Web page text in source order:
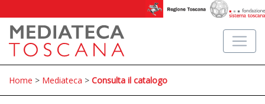
Home > Mediateca > Consulta il catalogo